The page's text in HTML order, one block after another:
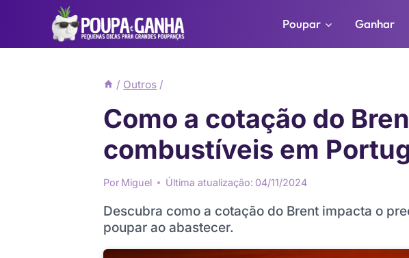
o
Poupar Ganhar
/ Outros /
Como a cotação do
combustíveis em
Por Miguel Última atualização: 04/11/2024
Descubra como a cotação do Brent impacta o
poupar ao abastecer.